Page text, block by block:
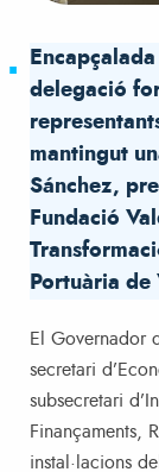
delegació
mantingut
Sánchez,
Fundació
Portuària de
El Governador
secretari
subsecretari
Finançaments,
instal·lacions